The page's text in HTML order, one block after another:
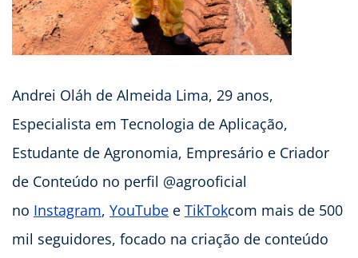
Andrei Oláh de Almeida Lima, 29 anos,
Especialista em Tecnologia de Aplicação,
Estudante de Agronomia, Empresário e Criador
de Conteúdo no perfil @agrooficial
no Instagram, YouTube e TikTokcom mais de 500
mil seguidores, focado na criação de conteúdo